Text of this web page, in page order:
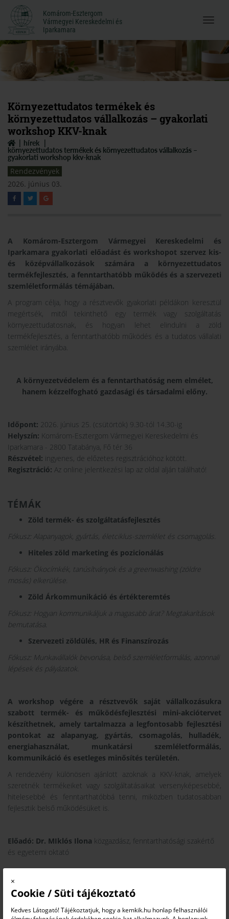
×
Cookie / Süti tájékoztató
Kedves Látogató! Tájékoztatjuk, hogy a kemkik.hu honlap felhasználói
Komárom-Esztergom
Vármegyei Kereskedelmi és
Iparkamara
Komárom-Esztergom
Vármegyei Kereskedelmi és
Iparkamara
Menü
Környezettudatos termékek és
környezettudatos vállalkozás – gyakorlati
workshop KKV-knak
hírek
környezettudatos termékek és környezettudatos vállalkozás –
gyakorlati workshop kkv-knak
Rendezvények
2026. június 03.
A Komárom-Esztergom Vármegyei Kereskedelmi és
Iparkamara gyakorlati előadást és workshopot szervez kis-
és középvállalkozások számára a környezettudatos
termékfejlesztés, a fenntarthatóbb működés és a szervezeti
szemléletformálás témájában.
A program célja, hogy a résztvevők gyakorlati példákon keresztül
megértsék, mitől tekinthető egy termék vagy szolgáltatás
környezettudatosnak, és hogyan lehet elindulni a zöld
termékfejlesztés, a fenntarthatóbb működés és a tudatos vállalati
szemlélet irányába.
A környezetvédelem és a fenntarthatóság nem elmélet,
hanem kézzelfogható gazdasági és társadalmi előny.
Időpont: 2026. június 25. (csütörtök) 9.30-tól 14.30-ig
Helyszín: Komárom-Esztergom Vármegyei Kereskedelmi és
Iparkamara - 2800 Tatabánya, Fő tér 36
Részvétel: ingyenes, de előzetes regisztrációhoz kötött.
Regisztráció: Az online jelentkezési lap az oldal alján található!
TÉMÁK
Zöld termék- és szolgáltatásfejlesztés
Fókusz: Alapanyagok, gyártás, életciklus-szemlélet és csomagolás.
Hiteles zöld marketing és pozicionálás
Fókusz: Ökocímkék, tanúsítványok és a greenwashing (zöldre
mosás) elkerülése.
Zöld Árkommunikáció és értékteremtés
Fókusz: Hogyan kommunikáljuk a magasabb árat? Megtakarítások
bemutatása.
Szervezeti zöldülés, HR és Finanszírozás
Fókusz: Munkavállalók bevonása, belső szemléletformálás, azonnali
lépések és pályázatok.
A workshop végére a résztvevők saját vállalkozásukra
szabott termék- és működésfejlesztési mini-akciótervet
készíthetnek, amely tartalmazza a legfontosabb fejlesztési
pontokat az alapanyag, gyártás, csomagolás, hulladék,
energiahasználat, munkatársi szemléletformálás,
kommunikáció és esetleges minősítés területén.
A rendezvény különösen ajánlott azoknak a KKV-knak, amelyek
szeretnék termékeiket vagy szolgáltatásaikat versenyképesebbé,
hitelesebbé és fenntarthatóbbá tenni, miközben tudatosabban
fejlesztik belső működésüket is.
Előadó: Dr. MIklós Ilona közgazdász, fenntarthatósági szakértő
és egyetemi oktató
JELENTKEZÉSI LAP